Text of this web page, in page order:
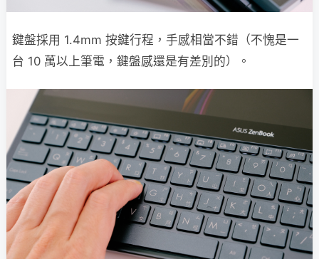
鍵盤採用 1.4mm 按鍵行程，手感相當不錯（不愧是一
台 10 萬以上筆電，鍵盤感還是有差別的）。